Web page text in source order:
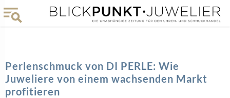
Perlenschmuck von DI PERLE: Wie
Juweliere von einem wachsenden Markt
profitieren